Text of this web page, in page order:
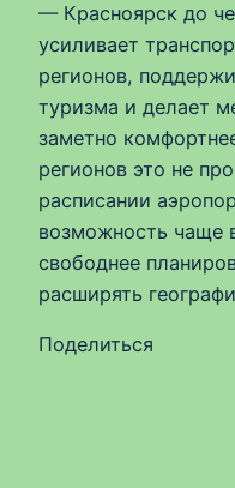
— Красноярск до
усиливает
регионов,
туризма и делает
заметно
регионов это не
расписании
возможность чаще
свободнее
расширять
Поделиться